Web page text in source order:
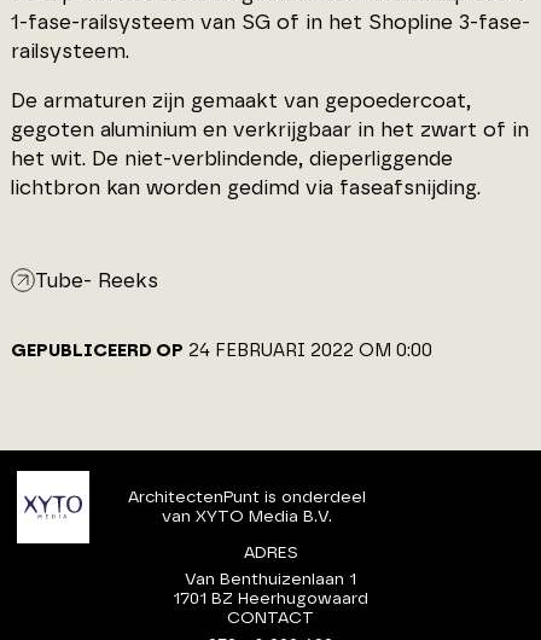
1-fase-railsysteem van SG of in het Shopline 3-fase-
railsysteem.
De armaturen zijn gemaakt van gepoedercoat,
gegoten aluminium en verkrijgbaar in het zwart of in
het wit. De niet-verblindende, dieperliggende
lichtbron kan worden gedimd via faseafsnijding.
Tube- Reeks
GEPUBLICEERD OP 24 FEBRUARI 2022 OM 0:00
ArchitectenPunt is onderdeel
van XYTO Media B.V.
ADRES
Van Benthuizenlaan 1
1701 BZ Heerhugowaard
CONTACT